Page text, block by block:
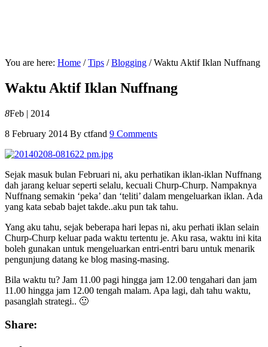
You are here: Home / Tips / Blogging /Waktu Aktif Iklan Nuffnang
Waktu Aktif Iklan Nuffnang
8Feb | 2014
8 February 2014 By ctfand 9 Comments
Sejak masuk bulan Februari ni, aku perhatikan iklan-iklan Nuffnang
dah jarang keluar seperti selalu, kecuali Churp-Churp. Nampaknya
Nuffnang semakin ‘peka’ dan ‘teliti’ dalam mengeluarkan iklan. Ada
yang kata sebab bajet takde..aku pun tak tahu.
Yang aku tahu, sejak beberapa hari lepas ni, aku perhati iklan selain
Churp-Churp keluar pada waktu tertentu je. Aku rasa, waktu ini kita
boleh gunakan untuk mengeluarkan entri-entri baru untuk menarik
pengunjung datang ke blog masing-masing.
Bila waktu tu? Jam 11.00 pagi hingga jam 12.00 tengahari dan jam
11.00 hingga jam 12.00 tengah malam. Apa lagi, dah tahu waktu,
pasanglah strategi.. 🙂
Share: